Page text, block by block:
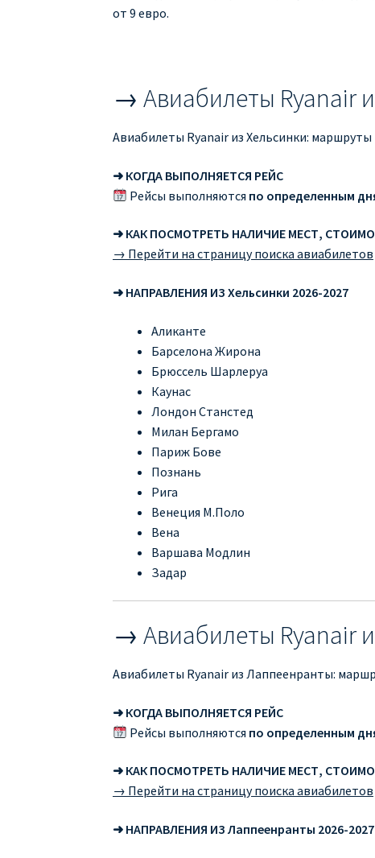
от 9 евро.
→ Авиабилеты Ryanair
Авиабилеты Ryanair из Хельсинки:
➜ КОГДА ВЫПОЛНЯЕТСЯ РЕЙС
Рейсы выполняются по определенным
➜ КАК ПОСМОТРЕТЬ НАЛИЧИЕ МЕСТ,
→ Перейти на страницу поиска авиабилетов
➜ НАПРАВЛЕНИЯ ИЗ Хельсинки 2026-2027
Аликанте
Барселона Жирона
Брюссель Шарлеруа
Каунас
Лондон Станстед
Милан Бергамо
Париж Бове
Познань
Рига
Венеция М.Поло
Вена
Варшава Модлин
Задар
→ Авиабилеты Ryanair
Авиабилеты Ryanair из Лаппеенранты:
➜ КОГДА ВЫПОЛНЯЕТСЯ РЕЙС
Рейсы выполняются по определенным
➜ КАК ПОСМОТРЕТЬ НАЛИЧИЕ МЕСТ,
→ Перейти на страницу поиска авиабилетов
➜ НАПРАВЛЕНИЯ ИЗ Лаппеенранты 2026-2027